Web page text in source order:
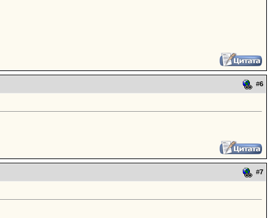
#6
#7